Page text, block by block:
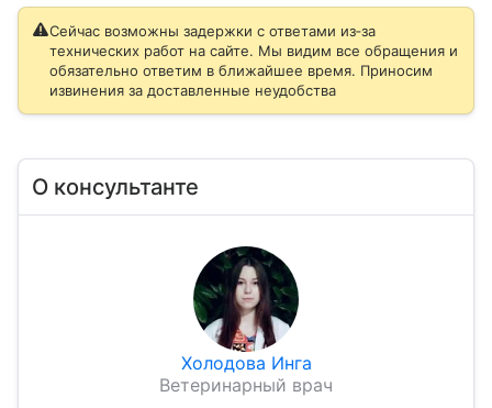
Сейчас возможны задержки с ответами из‑за
технических работ на сайте. Мы видим все обращения и
обязательно ответим в ближайшее время. Приносим
извинения за доставленные неудобства
О консультанте
Холодова Инга
Ветеринарный врач